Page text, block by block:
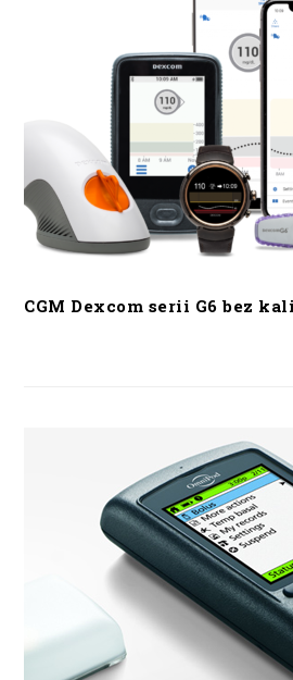
CGM Dexcom serii G6 bez